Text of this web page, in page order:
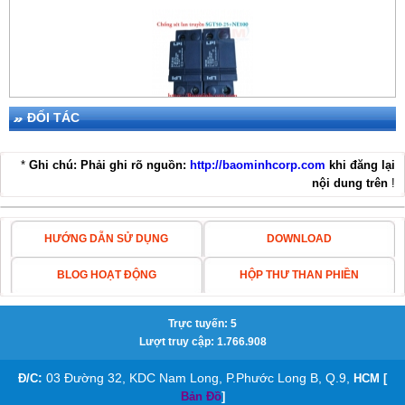
Cáp đồng trần cáp đồng trần
50mm2
khuôn hàn Goldweld
cầu: =>> Bạn có thể cần
mua cọc tiếp địa phi 16 dài 2,4
mét,
Độ
THIẾT BỊ CHỐNG SÉT LPI SGT50-25+NE100
KIM THU SÉT ABB OPR
ĐỐI TÁC
* Ghi chú: Phải ghi rõ nguồn: http://baominhcorp.com khi đăng lại
nội dung trên !
HƯỚNG DẪN SỬ DỤNG DOWNLOAD
BLOG HOẠT ĐỘNG HỘP THƯ THAN PHIỀN
Trực tuyến: 5
Lượt truy cập: 1.766.908
Đ/C: 03 Đường 32, KDC Nam Long, P.Phước Long B, Q.9, HCM [
Bản Đồ]